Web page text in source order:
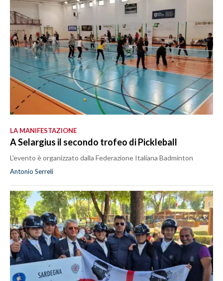
LA MANIFESTAZIONE
A Selargius il secondo trofeo di Pickleball
L'evento è organizzato dalla Federazione Italiana Badminton
Antonio Serreli